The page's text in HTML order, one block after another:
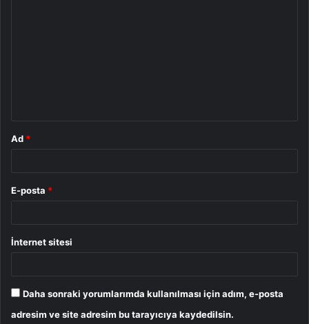
Ad *
E-posta *
İnternet sitesi
Daha sonraki yorumlarımda kullanılması için adım, e-posta
adresim ve site adresim bu tarayıcıya kaydedilsin.